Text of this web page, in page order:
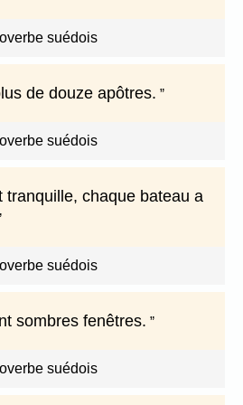
suédois
de douze apôtres.
suédois
tranquille, chaque bateau a
suédois
sombres fenêtres.
suédois